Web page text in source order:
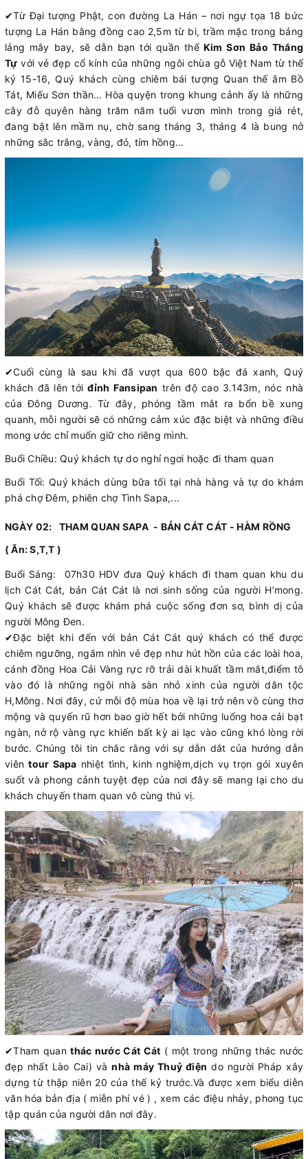
✔Từ Đại tượng Phật, con đường La Hán – nơi ngự tọa 18 bức
tượng La Hán bằng đồng cao 2,5m từ bi, trầm mặc trong bảng
lảng mây bay, sẽ dẫn bạn tới quần thểKim Sơn Bảo Thắng
Tự với vẻ đẹp cổ kính của những ngôi chùa gỗ Việt Nam từ thế
kỷ 15-16, Quý khách cùng chiêm bái tượng Quan thế âm Bồ
Tát, Miếu Sơn thần… Hòa quyện trong khung cảnh ấy là những
cây đỗ quyên hàng trăm năm tuổi vươn mình trong giá rét,
đang bật lên mầm nụ, chờ sang tháng 3, tháng 4 là bung nở
những sắc trắng, vàng, đỏ, tím hồng…
✔Cuối cùng là sau khi đã vượt qua 600 bậc đá xanh, Quý
khách đã lên tớiđỉnh Fansipan trên độ cao 3.143m, nóc nhà
của Đông Dương. Từ đây, phóng tầm mắt ra bốn bề xung
quanh, mỗi người sẽ có những cảm xúc đặc biệt và những điều
mong ước chỉ muốn giữ cho riêng mình.
Buổi Chiều: Quý khách tự do nghỉ ngơi hoặc đi tham quan
Buổi Tối: Quý khách dùng bữa tối tại nhà hàng và tự do khám
phá chợ Đêm, phiên chợ Tình Sapa,...
NGÀY 02: THAM QUAN SAPA - BẢN CÁT CÁT - HÀM RỒNG
( Ăn: S,T,T )
Buổi Sáng: 07h30 HDV đưa Quý khách đi tham quan khu du
lịch Cát Cát, bản Cát Cát là nơi sinh sống của người H’mong.
Quý khách sẽ được khám phá cuộc sống đơn sơ, bình dị của
người Mông Đen.
✔Đặc biệt khi đến với bản Cát Cát quý khách có thể được
chiêm ngưỡng, ngắm nhìn vẻ đẹp như hút hồn của các loài hoa,
cánh đồng Hoa Cải Vàng rực rỡ trải dài khuất tầm mắt,điểm tô
vào đó là những ngôi nhà sàn nhỏ xinh của người dân tộc
H,Mông. Nơi đây, cứ mỗi độ mùa hoa về lại trở nên vô cùng thơ
mộng và quyến rũ hơn bao giờ hết bởi những luống hoa cải bạt
ngàn, nở rộ vàng rực khiến bất kỳ ai lạc vào cũng khó lòng rời
bước. Chúng tôi tin chắc rằng với sự dẫn dắt của hướng dẫn
viêntour Sapa nhiệt tình, kinh nghiệm,dịch vụ trọn gói xuyên
suốt và phong cảnh tuyệt đẹp của nơi đây sẽ mang lại cho du
khách chuyến tham quan vô cùng thú vị.
✔Tham quanthác nước Cát Cát ( một trong những thác nước
đẹp nhất Lào Cai) vànhà máy Thuỷ điện do người Pháp xây
dựng từ thập niên 20 của thế kỷ trước.Và được xem biểu diễn
văn hóa bản địa ( miễn phí vé ) , xem các điệu nhảy, phong tục
tập quán của người dân nơi đây.